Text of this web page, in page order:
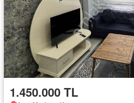
1.450.000 TL